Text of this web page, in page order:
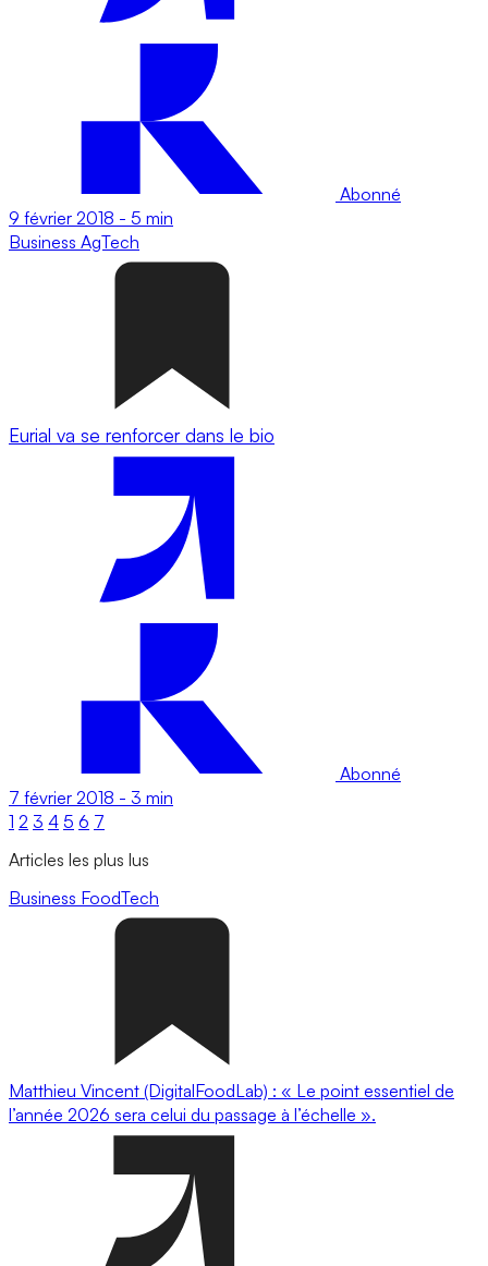
Abonné
9 février 2018 - 5 min
Business AgTech
Eurial va se renforcer dans le bio
Abonné
7 février 2018 - 3 min
1 2 3 4 5 6 7
Articles les plus lus
Business FoodTech
Matthieu Vincent (DigitalFoodLab) : « Le point essentiel de
l’année 2026 sera celui du passage à l’échelle ».